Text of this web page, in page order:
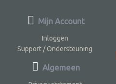
Mijn Account
Inloggen
Support / Ondersteuning
Algemeen